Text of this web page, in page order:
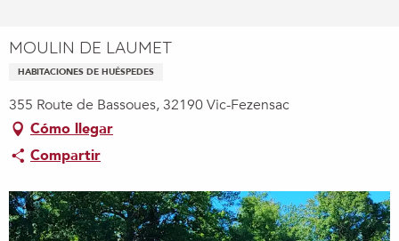
MOULIN DE LAUMET
HABITACIONES DE HUÉSPEDES
355 Route de Bassoues, 32190 Vic-Fezensac
Cómo llegar
Compartir